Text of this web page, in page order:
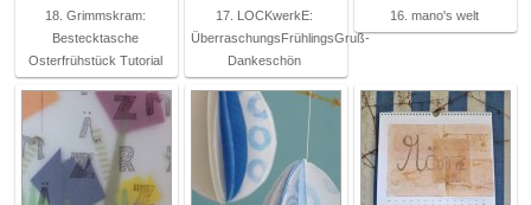
18. Grimmskram:
Bestecktasche
Osterfrühstück Tutorial
17. LOCKwerkE:
ÜberraschungsFrühlingsGruß-
Dankeschön
16. mano's welt